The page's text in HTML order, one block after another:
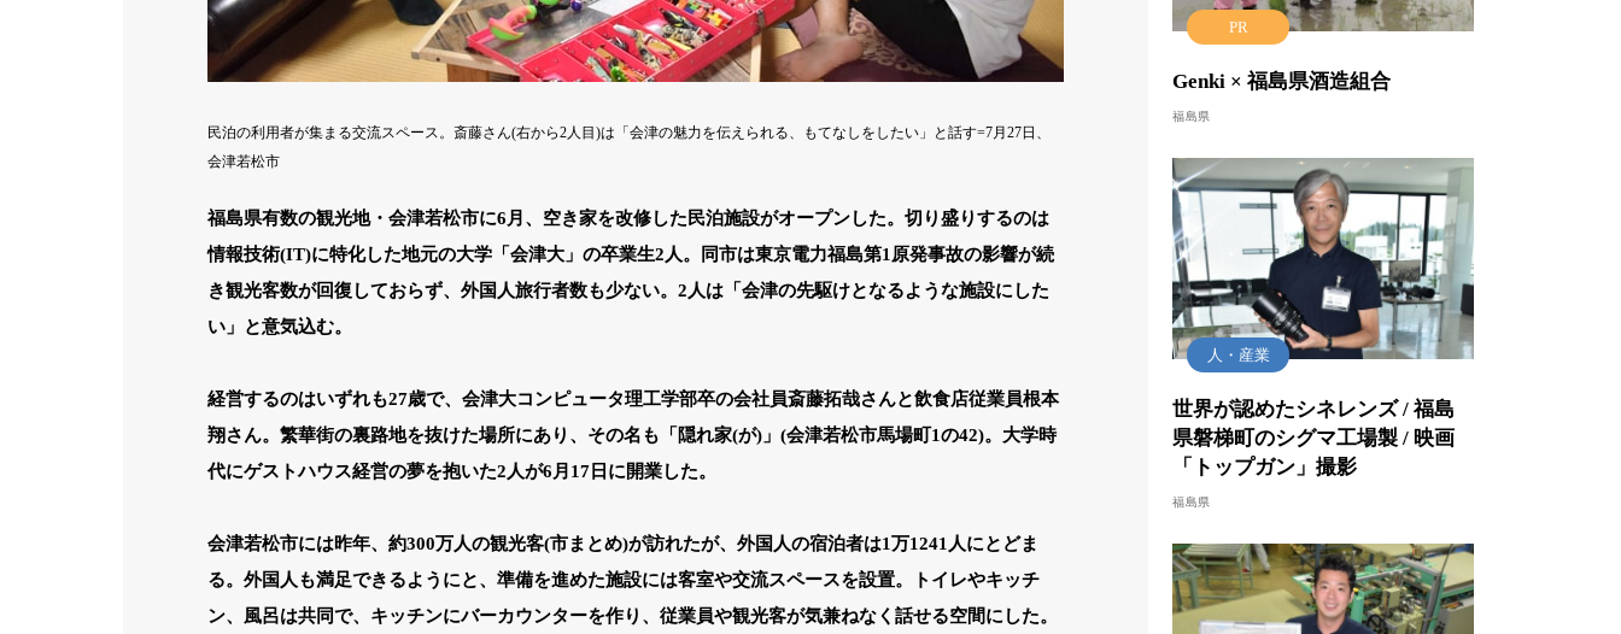
民泊の利用者が集まる交流スペース。斎藤さん(右から2人目)は「会津の魅力を伝えられる、もてなしをしたい」と話す=7月27日、
会津若松市
福島県有数の観光地・会津若松市に6月、空き家を改修した民泊施設がオープンした。切り盛りするのは
情報技術(IT)に特化した地元の大学「会津大」の卒業生2人。同市は東京電力福島第1原発事故の影響が続
き観光客数が回復しておらず、外国人旅行者数も少ない。2人は「会津の先駆けとなるような施設にした
い」と意気込む。
経営するのはいずれも27歳で、会津大コンピュータ理工学部卒の会社員斎藤拓哉さんと飲食店従業員根本
翔さん。繁華街の裏路地を抜けた場所にあり、その名も「隠れ家(が)」(会津若松市馬場町1の42)。大学時
代にゲストハウス経営の夢を抱いた2人が6月17日に開業した。
会津若松市には昨年、約300万人の観光客(市まとめ)が訪れたが、外国人の宿泊者は1万1241人にとどま
る。外国人も満足できるようにと、準備を進めた施設には客室や交流スペースを設置。トイレやキッチ
ン、風呂は共同で、キッチンにバーカウンターを作り、従業員や観光客が気兼ねなく話せる空間にした。
PR
Genki × 福島県酒造組合
福島県
人・産業
世界が認めたシネレンズ / 福島
県磐梯町のシグマ工場製 / 映画
「トップガン」撮影
福島県